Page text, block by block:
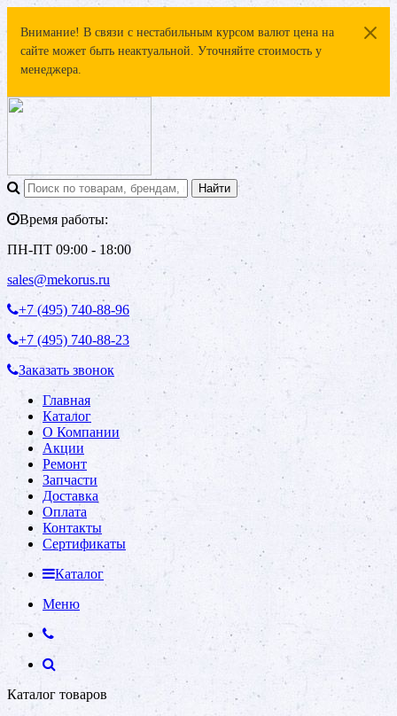
Внимание! В связи с нестабильным курсом валют цена на
сайте может быть неактуальной. Уточняйте стоимость у
менеджера.
Время работы:
ПН-ПТ 09:00 - 18:00
sales@mekorus.ru
+7 (495) 740-88-96
+7 (495) 740-88-23
Заказать звонок
Главная
Каталог
О Компании
Акции
Ремонт
Запчасти
Доставка
Оплата
Контакты
Сертификаты
Каталог
Меню
Каталог товаров